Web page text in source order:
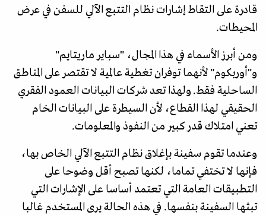
قادرة على التقاط إشارات نظام التتبع الآلي للسفن في عرض
المحيطات.
ومن أبرز الأسماء في هذا المجال، "سباير ماريتايم"
و"أوربكوم" لأنهما توفران تغطية عالمية لا تقتصر على المناطق
الساحلية فقط. ولهذا تعد شركات البيانات العمود الفقري
الحقيقي لهذا القطاع، لأن السيطرة على البيانات الخام
تعني امتلاك قدر كبير من النفوذ والمعلومات.
وعندما تقوم سفينة بإغلاق نظام التتبع الآلي الخاص بها،
فإنها لا تختفي تماما، لكنها تصبح أقل وضوحا على
التطبيقات العامة التي تعتمد أساسا على الإشارات التي
تبثها السفينة بنفسها. في هذه الحالة يرى المستخدم غالبا